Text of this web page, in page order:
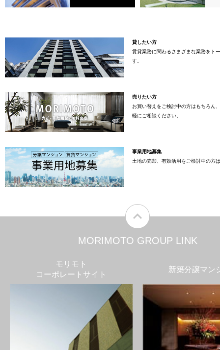
貸したい方
賃貸業務に関わるさまざまな業務をト
す。
売りたい方
お買い替えをご検討中の方はもちろん
軽にご相談ください。
事業用地募集
土地の売却、有効活用をご検討中の方
MORIMOTO GROUP LINK
モリモト
コーポレートサイト
新築分譲マン